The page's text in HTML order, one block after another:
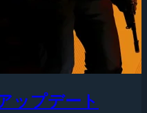
ップデート